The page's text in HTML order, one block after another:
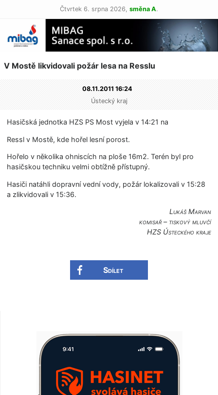
Čtvrtek 6. srpna 2026, směna A.
V Mostě likvidovali požár lesa na Resslu
08.11.2011 16:24
Ústecký kraj
Hasičská jednotka HZS PS Most vyjela v 14:21 na
Ressl v Mostě, kde hořel lesní porost.
Hořelo v několika ohniscích na ploše 16m2. Terén byl pro
hasičskou techniku velmi obtížně přístupný.
Hasiči natáhli dopravní vední vody, požár lokalizovali v 15:28
a zlikvidovali v 15:36.
Lukáš Marvan
komisař – tiskový mluvčí
HZS Ústeckého kraje
Sdílet